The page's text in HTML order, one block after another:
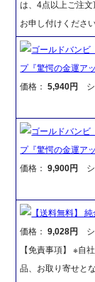
は、4点以上ご注
お申し付けください
ゴールドバン
プ『驚愕の金運ア
価格：5,940円 シ
ゴールドバン
プ『驚愕の金運ア
価格：9,900円 シ
【送料無料】
価格：9,028円
シ
【免責事項】 ※自
品、お取り寄せと